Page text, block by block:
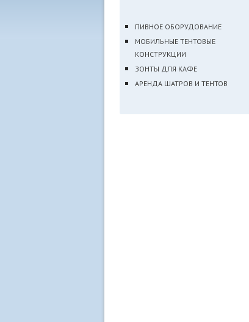
ПИВНОЕ ОБОРУДОВАНИЕ
МОБИЛЬНЫЕ ТЕНТОВЫЕ
КОНСТРУКЦИИ
ЗОНТЫ ДЛЯ КАФЕ
АРЕНДА ШАТРОВ И ТЕНТОВ